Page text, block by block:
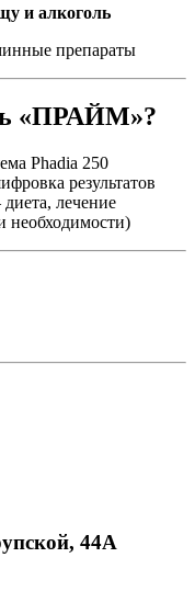
и алкоголь
препараты
«ПРАЙМ»?
Phadia 250
результатов
диета, лечение
необходимости)
44А